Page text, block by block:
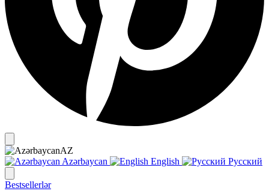
AZ
Azərbaycan
English Русский
Bestsellerlər